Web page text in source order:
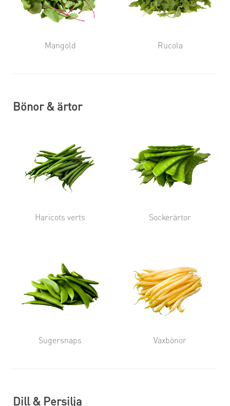
Mangold Rucola
Bönor & ärtor
Haricots verts Sockerärtor
Sugersnaps Vaxbönor
Dill & Persilja